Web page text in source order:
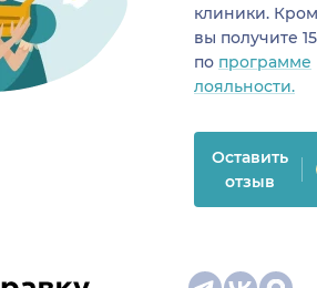
клиники.
вы получите
по программе
лояльности.
Оставить
отзыв